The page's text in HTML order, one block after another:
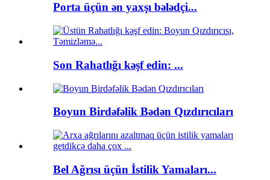
Porta üçün ən yaxşı bələdçi...
Son Rahatlığı kəşf edin: ...
Boyun Birdəfəlik Bədən Qızdırıcıları
Bel Ağrısı üçün İstilik Yamaları...